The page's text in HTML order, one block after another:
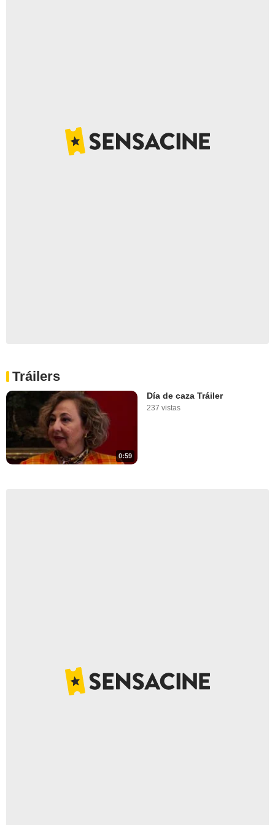
Tráilers
0:59
Día de caza Tráiler
237 vistas